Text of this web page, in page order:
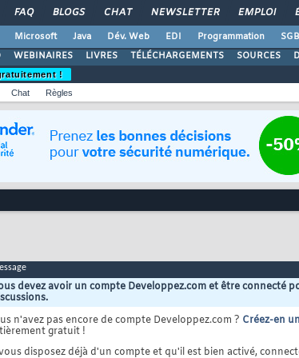
FAQ BLOGS CHAT NEWSLETTER EMPLOI
Microsoft Java Dév. Web EDI Programmation
WEBINAIRES LIVRES TÉLÉCHARGEMENTS SOURCES
!
Chat Règles
devez avoir un compte Developpez.com et être connecté
n'avez pas encore de compte Developpez.com ? Créez-en
gratuit !
disposez déjà d'un compte et qu'il est bien activé,